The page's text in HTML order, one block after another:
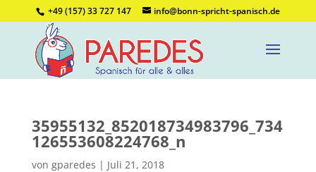
+49 (157) 33 727 147 info@bonn-spricht-spanisch.de
35955132_852018734983796_734
126553608224768_n
von gparedes | Juli 21, 2018